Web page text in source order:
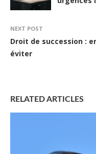
NEXT POST
Droit de succession :
éviter
RELATED ARTICLES